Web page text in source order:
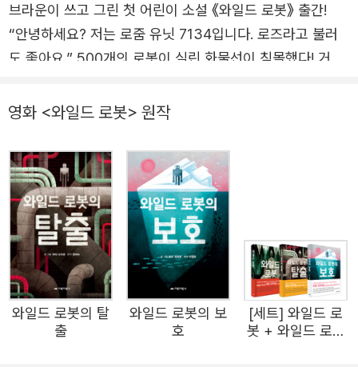
브라운이 쓰고 그린 첫 어린이 소설 《와일드 로봇》 출간!
“안녕하세요? 저는 로줌 유닛 7134입니다. 로즈라고 불러
도 좋아요.” 500개의 로봇이 실린 화물선이 침몰했다! 거친
떨어진 로즈는 어떻게 이곳에 오게 되었는지, 자신이 누구인
과연 로봇은 이 거친 야생에서 생존할 수 있을까? 자연과 첨
단 기술의 흥미로운 만남! 놀라운 상상! 저자 피터 브라운은
늘 로봇에 마음이 끌렸다. 현재 활용되는 로봇부터 책이나
영화에만 존재하는 상상의 로봇까지. 우리는 사람처럼 생각
하고 감정을 느끼는 로봇을 원하는 걸까? 로봇이 인간을 대
신하는 시대가 온다면 인간은 대체 무엇을 하면서 살아갈
까? 또한 저자는 야생의 삶에도 관심이 많았다. 어릴 적부터
강과 숲을 탐험하며 동물들의 행동을 관찰했다. 본능을 따르
영화 <와일드 로봇> 원작
와일드 로봇의 탈
출
와일드 로봇의 보
호
[세트] 와일드 로
봇 + 와일드 로봇